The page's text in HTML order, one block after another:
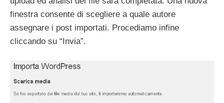
finestra consente di scegliere a quale autore
assegnare i post importati. Procediamo infine
cliccando su “Invia”.